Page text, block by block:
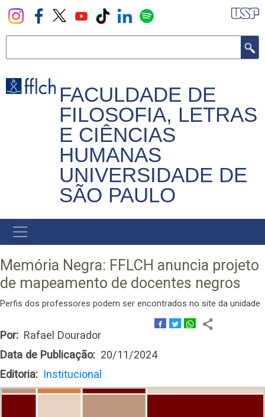
Pular
para
principal
FACULDADE DE
FILOSOFIA, LETRAS
E CIÊNCIAS
HUMANAS
UNIVERSIDADE DE
SÃO PAULO
NAVEGADOR
PRINCIPAL
Memória Negra: FFLCH anuncia projeto
de mapeamento de docentes negros
Perfis dos professores podem ser encontrados no site da unidade
Por
Rafael Dourador
Data de Publicação
20/11/2024
Editoria
Institucional